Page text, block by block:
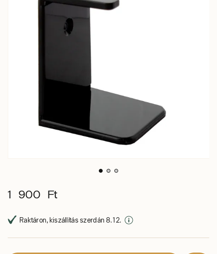
1 900 Ft
Raktáron, kiszállítás szerdán 8. 12.